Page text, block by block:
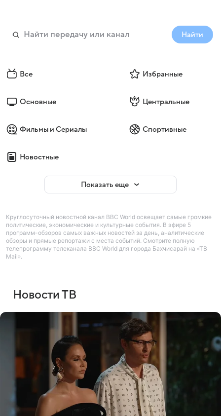
Найти
Все Избранные
Основные Центральные
Фильмы и Сериалы Спортивные
Новостные
Показать еще
Круглосуточный новостной канал BBC World освещает самые громкие
политические, экономические и культурные события. В эфире 5
программ-обзоров самых важных новостей за день, аналитические
обзоры и прямые репортажи с места событий. Смотрите полную
телепрограмму телеканала BBC World для города Бахчисарай на «ТВ
Mail».
Новости ТВ